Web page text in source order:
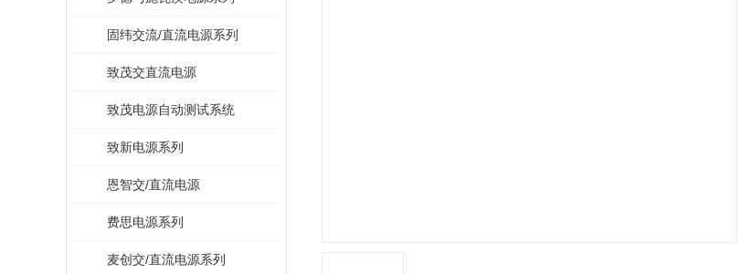
固纬交流/直流电源系列
致茂交直流电源
致茂电源自动测试系统
致新电源系列
恩智交/直流电源
费思电源系列
麦创交/直流电源系列